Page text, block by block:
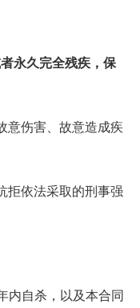
永久完全残疾，保
意伤害、故意造成疾
拒依法采取的刑事强
内自杀，以及本合同